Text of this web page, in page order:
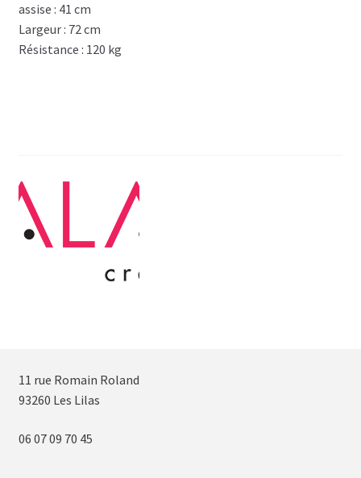
assise : 41 cm
Largeur : 72 cm
Résistance : 120 kg
11 rue Romain Roland
93260 Les Lilas
06 07 09 70 45